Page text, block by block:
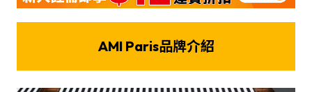
AMI Paris品牌介紹